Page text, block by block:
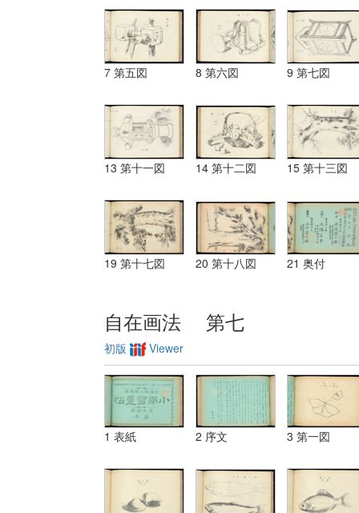
7 第五図 8 第六図 9 第七図
13 第十一図 14 第十二図 15 第十三図
19 第十七図 20 第十八図 21 奥付
自在画法 第七
初版 Viewer
1 表紙 2 序文 3 第一図